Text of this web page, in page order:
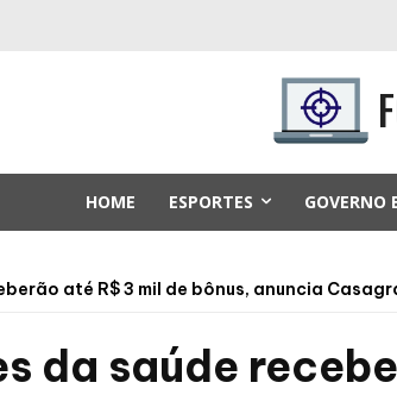
HOME ESPORTES GOVERNO
até R$ 3 mil de bônus, anuncia
da saúde